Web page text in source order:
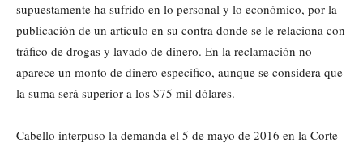
supuestamente ha sufrido en lo personal y lo económico, por la
publicación de un artículo en su contra donde se le relaciona con
tráfico de drogas y lavado de dinero. En la reclamación no
aparece un monto de dinero específico, aunque se considera que
la suma será superior a los $75 mil dólares.
Cabello interpuso la demanda el 5 de mayo de 2016 en la Corte